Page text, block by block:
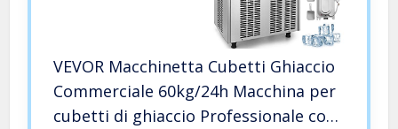
VEVOR Macchinetta Cubetti Ghiaccio
Commerciale 60kg/24h Macchina per
cubetti di ghiaccio Professionale con